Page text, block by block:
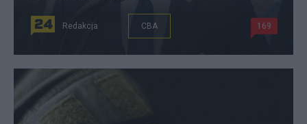
Redakcja CBA 169